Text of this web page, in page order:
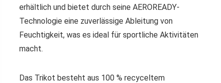
erhältlich und bietet durch seine AEROREADY-
Technologie eine zuverlässige Ableitung von
Feuchtigkeit, was es ideal für sportliche Aktivitäten
macht.
Das Trikot besteht aus 100 % recyceltem